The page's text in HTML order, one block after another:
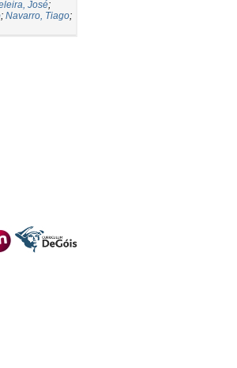
José;
; Navarro, Tiago;